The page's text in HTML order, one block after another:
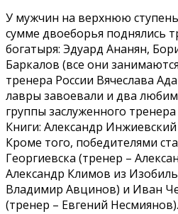
У мужчин на верхнюю
сумме двоеборья поднялись
богатыря: Эдуард Ананян,
Баркалов (все они
тренера России Вячеслава
лавры завоевали и два
группы заслуженного
Книги: Александр
Кроме того, победителями
Георгиевска (тренер –
Александр Климов из
Владимир Авцинов) и Иван
(тренер – Евгений Несмиянов).